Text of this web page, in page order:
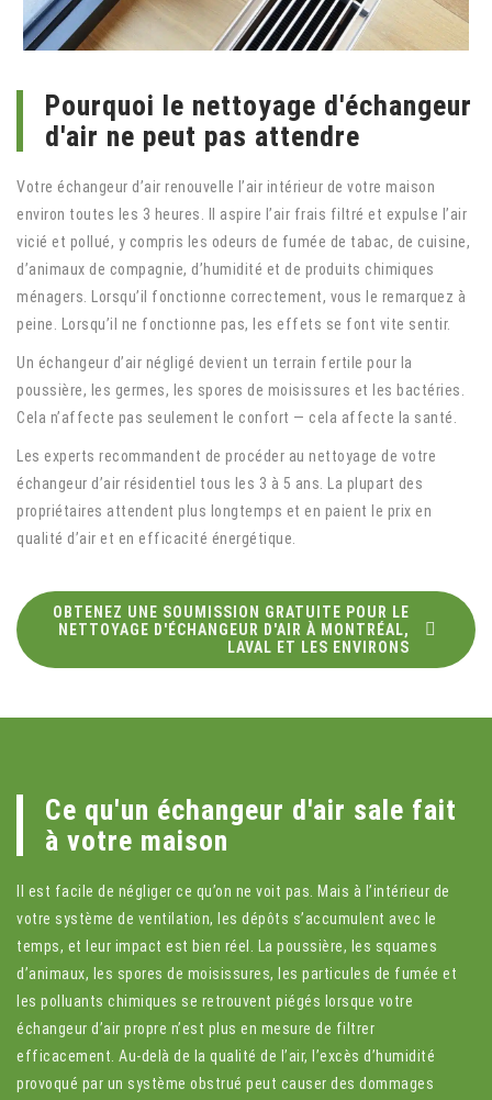
Pourquoi le nettoyage d'échangeur
d'air ne peut pas attendre
Votre échangeur d’air renouvelle l’air intérieur de votre maison
environ toutes les 3 heures. Il aspire l’air frais filtré et expulse l’air
vicié et pollué, y compris les odeurs de fumée de tabac, de cuisine,
d’animaux de compagnie, d’humidité et de produits chimiques
ménagers. Lorsqu’il fonctionne correctement, vous le remarquez à
peine. Lorsqu’il ne fonctionne pas, les effets se font vite sentir.
Un échangeur d’air négligé devient un terrain fertile pour la
poussière, les germes, les spores de moisissures et les bactéries.
Cela n’affecte pas seulement le confort — cela affecte la santé.
Les experts recommandent de procéder au nettoyage de votre
échangeur d’air résidentiel tous les 3 à 5 ans. La plupart des
propriétaires attendent plus longtemps et en paient le prix en
qualité d’air et en efficacité énergétique.
OBTENEZ UNE SOUMISSION GRATUITE POUR LE
NETTOYAGE D'ÉCHANGEUR D'AIR À MONTRÉAL,
LAVAL ET LES ENVIRONS
Ce qu'un échangeur d'air sale fait
à votre maison
Il est facile de négliger ce qu’on ne voit pas. Mais à l’intérieur de
votre système de ventilation, les dépôts s’accumulent avec le
temps, et leur impact est bien réel. La poussière, les squames
d’animaux, les spores de moisissures, les particules de fumée et
les polluants chimiques se retrouvent piégés lorsque votre
échangeur d’air propre n’est plus en mesure de filtrer
efficacement. Au-delà de la qualité de l’air, l’excès d’humidité
provoqué par un système obstrué peut causer des dommages